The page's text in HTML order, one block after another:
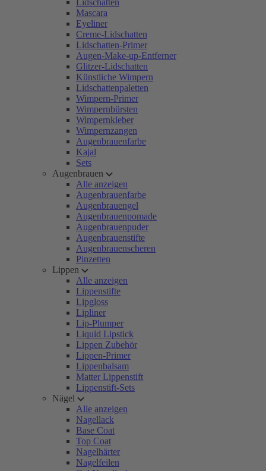
Lidschatten
Mascara
Eyeliner
Creme-Lidschatten
Lidschatten-Primer
Augen-Make-up-Entferner
Glitzer-Lidschatten
Künstliche Wimpern
Lidschattenpaletten
Wimpern-Primer
Wimpernbürsten
Wimpernkleber
Wimpernzangen
Augenbrauenfarbe
Kajal
Sets
Augenbrauen
Alle anzeigen
Augenbrauenfarbe
Augenbrauengel
Augenbrauenpomade
Augenbrauenpuder
Augenbrauenstifte
Augenbrauenscheren
Pinzetten
Lippen
Alle anzeigen
Lippenstifte
Lipgloss
Lipliner
Lip-Plumper
Liquid Lipstick
Lippen Zubehör
Lippen-Primer
Lippenbalsam
Matter Lippenstift
Lippenstift-Sets
Nägel
Alle anzeigen
Nagellack
Base Coat
Top Coat
Nagelhärter
Nagelfeilen